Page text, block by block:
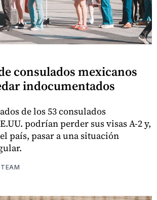
consulados mexicanos
indocumentados
de los 53 consulados
podrían perder sus visas A-2 y,
país, pasar a una situación